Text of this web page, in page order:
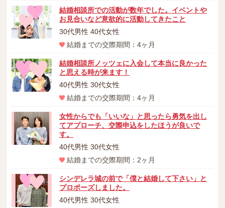
結婚相談所での活動が数年でした。イベントや
お見合いなど意欲的に活動してきたこと
30代男性 40代女性
結婚までの交際期間：4ヶ月
結婚相談所ノッツェに入会して本当に良かった
と思える時が来ます！
40代男性 30代女性
結婚までの交際期間：4ヶ月
女性からでも「いいな」と思ったら勇気を出し
てアプローチ、交際申込をしたほうが良いで
す。
40代男性 30代女性
結婚までの交際期間：2ヶ月
シンデレラ城の前で「僕と結婚して下さい」と
プロポーズしました。
40代男性 30代女性